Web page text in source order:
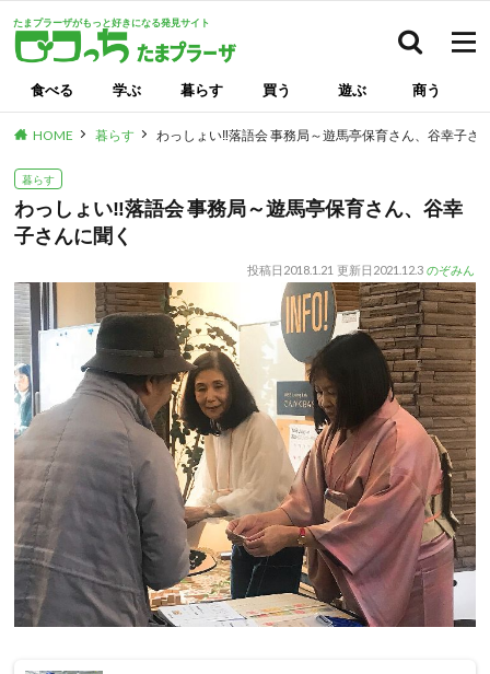
たまプラーザがもっと好きになる発見サイト
食べる 学ぶ 暮らす 買う 遊ぶ 商う
HOME 暮らす わっしょい‼落語会 事務局～遊馬亭保育さん、谷幸子さ
暮らす
わっしょい‼落語会 事務局～遊馬亭保育さん、谷幸
子さんに聞く
投稿日 2018.1.21 更新日 2021.12.3 のぞみん